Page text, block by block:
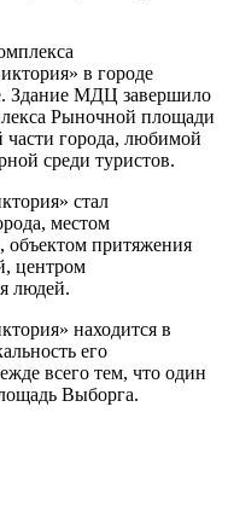
в городе
Здание МДЦ завершило
Рыночной площади
части города, любимой
среди туристов.
стал
местом
объектом притяжения
центром
людей.
находится в
его
всего тем, что один
Выборга.